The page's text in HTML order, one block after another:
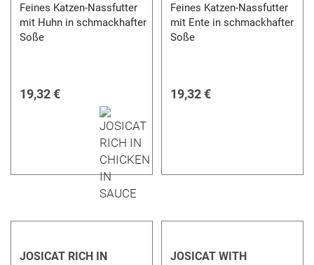
Feines Katzen-Nassfutter
mit Huhn in schmackhafter
Soße
19,32 €
Feines Katzen-Nassfutter
mit Ente in schmackhafter
Soße
19,32 €
JOSICAT RICH IN
JOSICAT WITH